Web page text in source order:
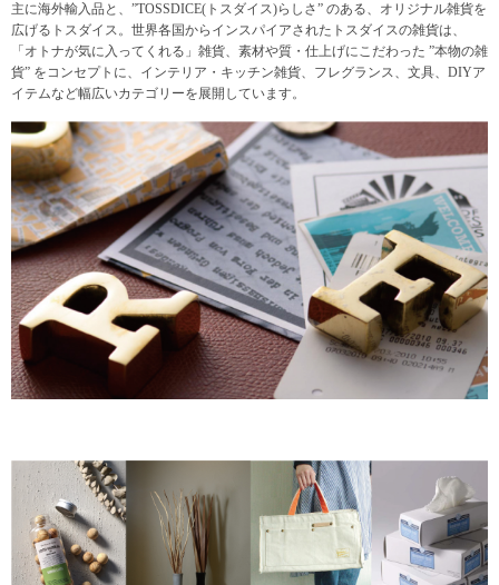
主に海外輸入品と、”TOSSDICE(トスダイス)らしさ” のある、オリジナル雑貨を
広げるトスダイス。世界各国からインスパイアされたトスダイスの雑貨は、
「オトナが気に入ってくれる」雑貨、素材や質・仕上げにこだわった ”本物の雑
貨” をコンセプトに、インテリア・キッチン雑貨、フレグランス、文具、DIYア
イテムなど幅広いカテゴリーを展開しています。